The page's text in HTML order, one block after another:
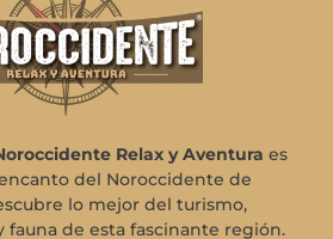
Relax y Aventura es
del Noroccidente de
lo mejor del turismo,
fauna de esta fascinante región.